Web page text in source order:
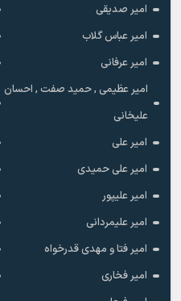
امیر صدیقی
امیر عباس گلاب
امیر عرفانی
امیر عظیمی , حمید صفت , احسان
علیخانی
امیر علی
امیر علی حمیدی
امیر علیپور
امیر علیمردانی
امیر فتا و مهدی قدرخواه
امیر فخاری